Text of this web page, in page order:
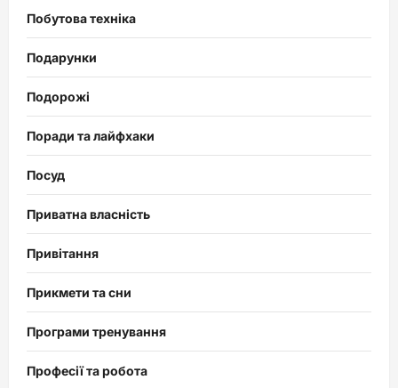
Побутова техніка
Подарунки
Подорожі
Поради та лайфхаки
Посуд
Приватна власність
Привітання
Прикмети та сни
Програми тренування
Професії та робота